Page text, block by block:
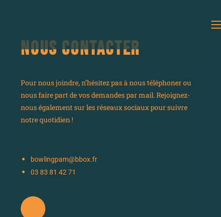
NOUS CONTACTER
Pour nous joindre, n’hésitez pas à nous téléphoner ou
nous faire part de vos demandes par mail. Rejoignez-
nous également sur les réseaux sociaux pour suivre
notre quotidien !
bowlingpam@bbox.fr
03 83 81 42 71